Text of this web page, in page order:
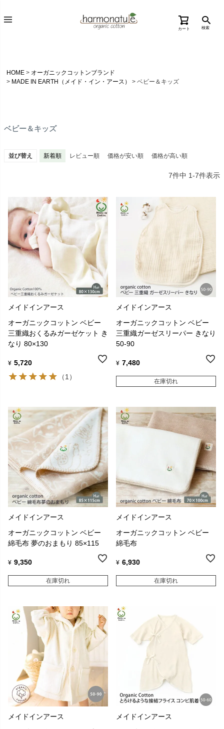
カート 検索
HOME
オーガニックコットンブランド
MADE IN EARTH（メイド・イン・アース）
ベビー＆キッズ
ベビー＆キッズ
並び替え 新着順 レビュー順 価格が安い順 価格が高い順
7件中 1-7件表示
メイドインアース
オーガニックコットン ベビー
三重織おくるみガーゼケット き
なり 80×130
¥ 5,720
（1）
メイドインアース
オーガニックコットン ベビー
三重織ガーゼスリーパー きなり
50-90
¥ 7,480
在庫切れ
メイドインアース
オーガニックコットン ベビー
綿毛布 夢のおまもり 85×115
¥ 9,350
在庫切れ
メイドインアース
オーガニックコットン ベビー
綿毛布
¥ 6,930
在庫切れ
メイドインアース
メイドインアース